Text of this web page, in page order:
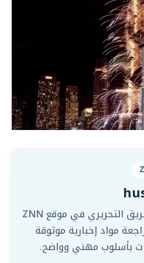
يعمل ضمن الفريق التحريري في موقع ZNN
مواد إخبارية موثوقة
بأسلوب مهني وواضح.